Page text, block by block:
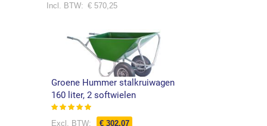
€ 570,25
Groene Hummer stalkruiwagen
160 liter, 2 softwielen
Waardering:
€ 302,07